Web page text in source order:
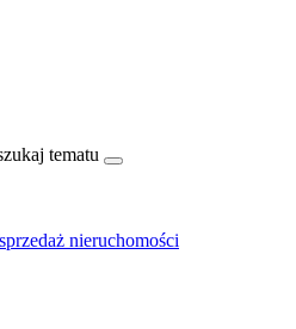
tematu
nieruchomości